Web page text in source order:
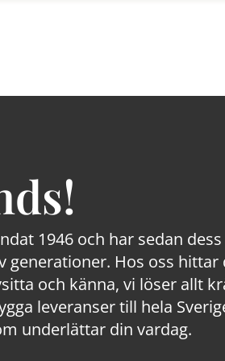
1946 och har sedan
generationer. Hos oss hittar
och känna, vi löser allt
leveranser till hela
underlättar din vardag.